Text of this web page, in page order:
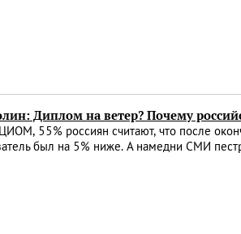
Диплом на ветер? Почему
55% россиян считают, что после
был на 5% ниже. А намедни СМИ